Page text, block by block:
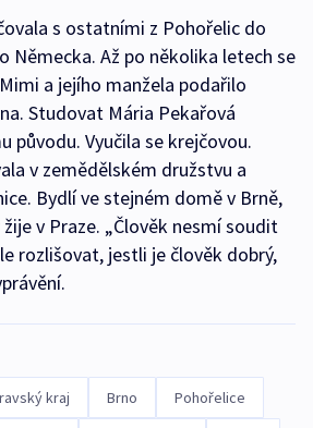
s ostatními z Pohořelic do
Německa. Až po několika letech se
a jejího manžela podařilo
Studovat Mária Pekařová
původu. Vyučila se krejčovou.
v zemědělském družstvu a
Bydlí ve stejném domě v Brně,
v Praze. „Člověk nesmí soudit
rozlišovat, jestli je člověk dobrý,
kraj Brno Pohořelice